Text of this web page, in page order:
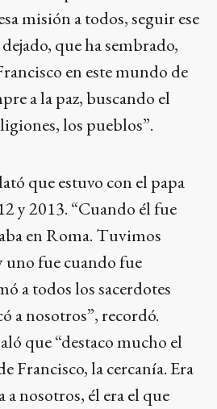
misión a todos, seguir ese
que ha sembrado,
en este mundo de
a la paz, buscando el
los pueblos”.
que estuvo con el papa
y 2013. “Cuando él fue
en Roma. Tuvimos
uno fue cuando fue
a todos los sacerdotes
a nosotros”, recordó.
que “destaco mucho el
Francisco, la cercanía. Era
a nosotros, él era el que